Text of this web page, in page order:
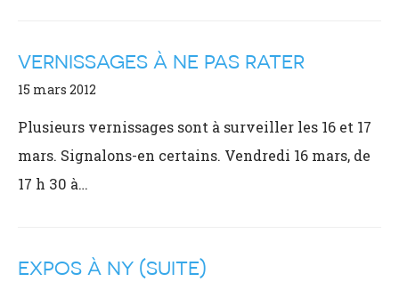
VERNISSAGES À NE PAS RATER
15 mars 2012
Plusieurs vernissages sont à surveiller les 16 et 17
mars. Signalons-en certains. Vendredi 16 mars, de
17 h 30 à…
EXPOS À NY (SUITE)